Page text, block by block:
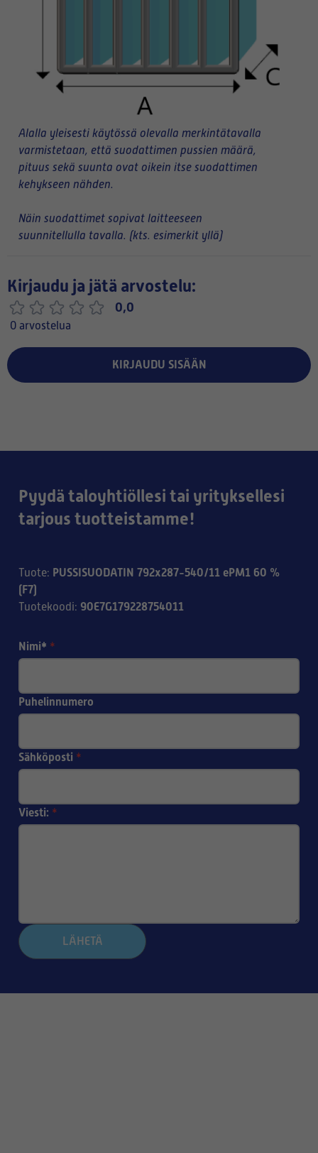
Alalla yleisesti käytössä olevalla merkintätavalla
varmistetaan, että suodattimen pussien määrä,
pituus sekä suunta ovat oikein itse suodattimen
kehykseen nähden.
Näin suodattimet sopivat laitteeseen
suunnitellulla tavalla. (kts. esimerkit yllä)
Kirjaudu ja jätä arvostelu:
0,0
0 arvostelua
KIRJAUDU SISÄÄN
Pyydä taloyhtiöllesi tai yrityksellesi
tarjous tuotteistamme!
Tuote: PUSSISUODATIN 792x287-540/11 ePM1 60 %
(F7)
Tuotekoodi: 90E7G179228754011
Nimi* *
Puhelinnumero
Sähköposti *
Viesti: *
LÄHETÄ